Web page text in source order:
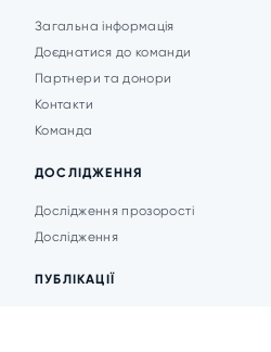
Загальна інформація
Доєднатися до команди
Партнери та донори
Контакти
Команда
ДОСЛІДЖЕННЯ
Дослідження прозорості
Дослідження
ПУБЛІКАЦІЇ